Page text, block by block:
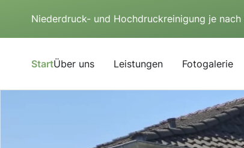
Niederdruck- und Hochdruckreinigung je
StartÜber uns Leistungen Fotogalerie